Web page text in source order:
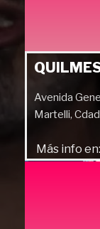
Avenida
Martelli,
Más info en: